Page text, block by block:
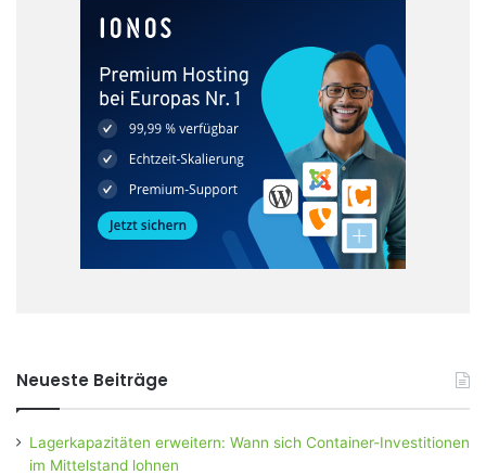
Neueste Beiträge
Lagerkapazitäten erweitern: Wann sich Container-Investitionen
im Mittelstand lohnen